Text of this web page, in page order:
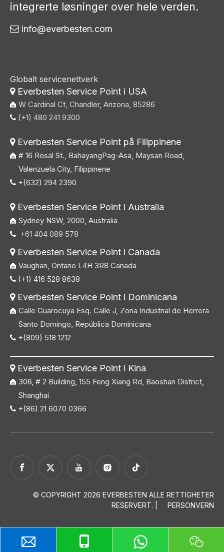
integrerte løsninger over hele verden.
 info@everbesten.com
Globalt servicenettverk
Everbesten Service Point i USA
W Cardinal Ct, Chandler, Arizona, 85286
 (+1) 480 241 9300
Everbesten Service Point på Filippinene
# 16 Rosal St., BahayangPag-Asa, Maysan Road,
Valenzuela City, Filippinene
 +(632) 294 2390
Everbesten Service Point i Australia
Sydney NSW, 2000, Australia
 +61 404 089 578
Everbesten Service Point i Canada
Vaughan, Ontario L4H 3R8 Canada
 (+1) 416 528 8638
Everbesten Service Point i Dominicana
Calle Guarocuya Esq. Calle J, Zona Industrial de Herrera
Santo Domingo, República Dominicana
 +(809) 518 1212
Everbesten Service Point i Kina
306, # 2 Building, 155 Feng Xiang Rd, Baoshan District,
Shanghai
 +(86) 21 6070 0366
© COPYRIGHT 2026 EVERBESTEN ALLE RETTIGHETER
RESERVERT. |
PERSONVERN